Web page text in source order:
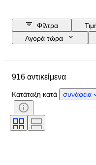
Φίλτρα
Αγορά τώρα
Country of origin
Κατάσταση
Περίοδος
Δοκιμάστηκε και
Record Label
916 αντικείμενα
Κατάταξη κατά συνάφεια